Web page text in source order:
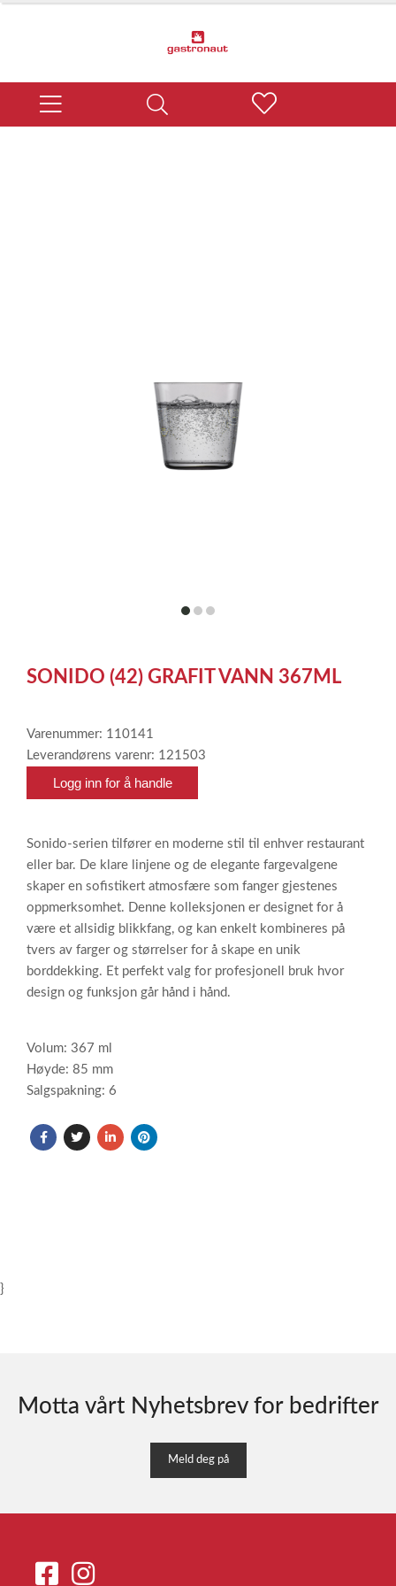
itemitemitem
of
SONIDO (42) GRAFIT VANN 367ML
Varenummer: 110141
Leverandørens varenr: 121503
Logg inn for å handle
Sonido-serien tilfører en moderne stil til enhver restaurant
eller bar. De klare linjene og de elegante fargevalgene
skaper en sofistikert atmosfære som fanger gjestenes
oppmerksomhet. Denne kolleksjonen er designet for å
være et allsidig blikkfang, og kan enkelt kombineres på
tvers av farger og størrelser for å skape en unik
borddekking. Et perfekt valg for profesjonell bruk hvor
design og funksjon går hånd i hånd.
Volum: 367 ml
Høyde: 85 mm
Salgspakning: 6
}
Motta vårt Nyhetsbrev for bedrifter
Meld deg på